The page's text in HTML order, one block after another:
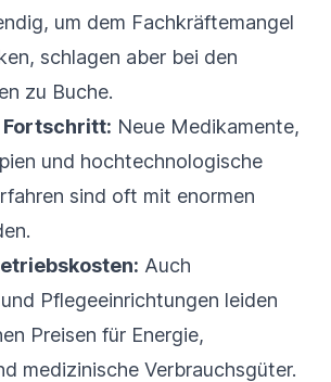
um dem Fachkräftemangel
schlagen aber bei den
zu Buche.
Neue Medikamente,
und hochtechnologische
sind oft mit enormen
Auch
Pflegeeinrichtungen leiden
Preisen für Energie,
medizinische Verbrauchsgüter.